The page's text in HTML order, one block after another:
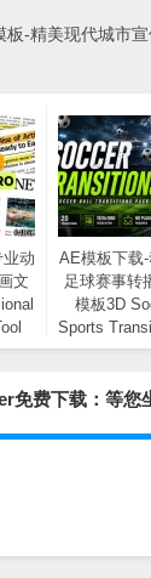
板-精美现代城市
动
文
AE模板下载
足球赛事转
模板3D
Sports
费下载：等您